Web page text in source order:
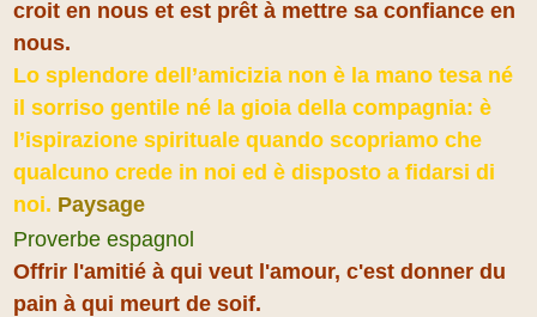
croit en nous et est prêt à mettre sa confiance en
nous.
Lo splendore dell’amicizia non è la mano tesa né
il sorriso gentile né la gioia della compagnia: è
l’ispirazione spirituale quando scopriamo che
qualcuno crede in noi ed è disposto a fidarsi di
noi. Paysage
Proverbe espagnol
Offrir l'amitié à qui veut l'amour, c'est donner du
pain à qui meurt de soif.